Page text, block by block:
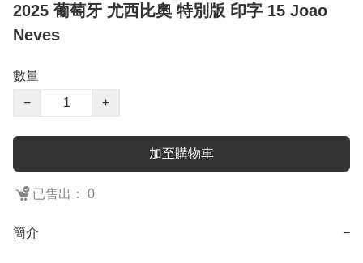
2025 葡萄牙 尤西比奧 特別版 印字 15 Joao
Neves
數量
−
+
加至購物車
已售出： 0
簡介 −